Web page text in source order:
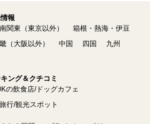
報
南関東（東京以外）
箱根・熱海・伊豆
（大阪以外） 中国 四国
九州
ング＆クチコミ
の飲食店/ドッグカフェ
行/観光スポット